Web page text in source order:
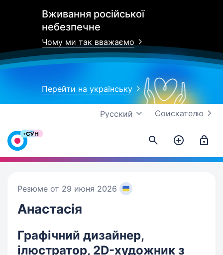
Вживання російської
небезпечне
Чому ми так вважаємо
Перейти на українську
Соискателю
Русский
Резюме от 29 июня 2026
Анастасія
Графічний дизайнер,
ілюстратор, 2D-художник з